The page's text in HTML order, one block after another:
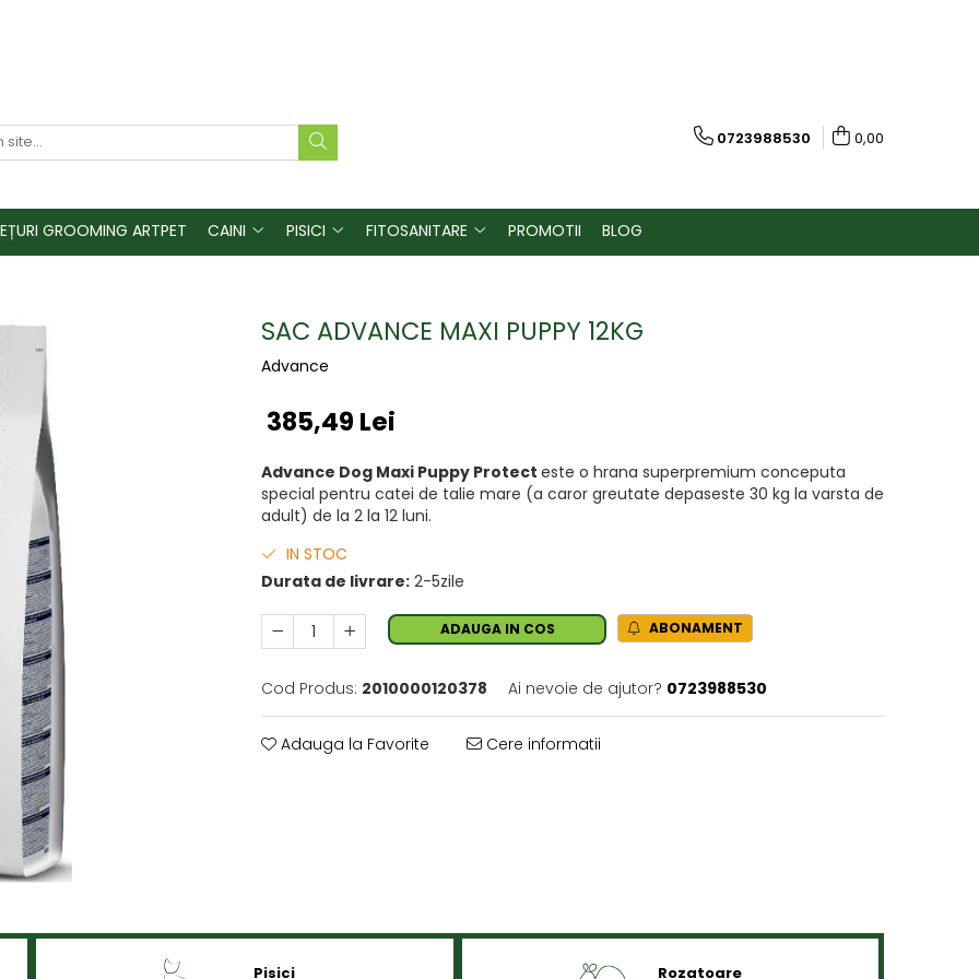
0723988530 0,00
GROOMING ARTPET CAINI PISICI FITOSANITARE PROMOTII BLOG
SAC ADVANCE MAXI PUPPY 12KG
Advance
385,49 Lei
Advance Dog Maxi Puppy Protect este o hrana superpremium conceputa
special pentru catei de talie mare (a caror greutate depaseste 30 kg la varsta de
adult) de la 2 la 12 luni.
IN STOC
Durata de livrare: 2-5zile
ADAUGA IN COS ABONAMENT
Cod Produs: 2010000120378 Ai nevoie de ajutor? 0723988530
Adauga la Favorite Cere informatii
Pisici Rozatoare